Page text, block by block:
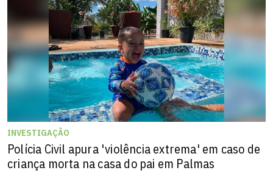
INVESTIGAÇÃO
Polícia Civil apura 'violência extrema' em caso de
criança morta na casa do pai em Palmas